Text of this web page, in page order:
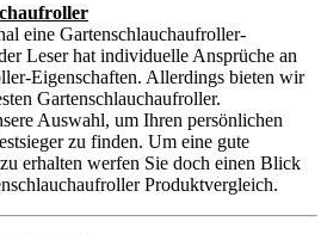
eine Gartenschlauchaufroller-
Leser hat individuelle Ansprüche an
Eigenschaften. Allerdings bieten wir
Gartenschlauchaufroller.
Auswahl, um Ihren persönlichen
zu finden. Um eine gute
erhalten werfen Sie doch einen Blick
Produktvergleich.